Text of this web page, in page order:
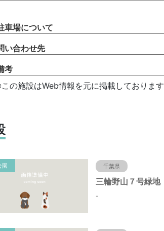
車場について
い合わせ先
考
の施設はWeb情報を元に掲載しております
園 千葉県
-